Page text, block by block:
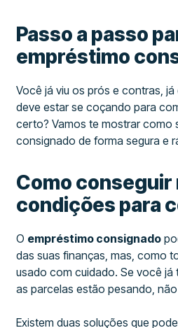
Passo a passo
empréstimo
Você já viu os prós e contras,
deve estar se coçando para
certo? Vamos te mostrar como
consignado de forma segura e
Como conseguir
condições para
O empréstimo consignado
das suas finanças, mas, como
usado com cuidado. Se você já
as parcelas estão pesando,
Existem duas soluções que